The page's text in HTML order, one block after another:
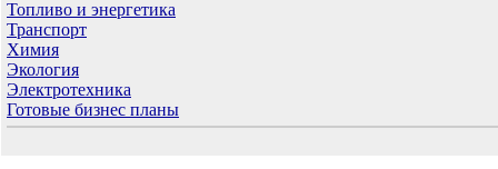
Топливо и энергетика
Транспорт
Химия
Экология
Электротехника
Готовые бизнес планы